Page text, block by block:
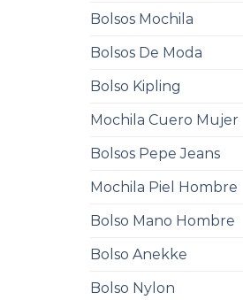
Bolsos Mochila
Bolsos De Moda
Bolso Kipling
Mochila Cuero Mujer
Bolsos Pepe Jeans
Mochila Piel Hombre
Bolso Mano Hombre
Bolso Anekke
Bolso Nylon